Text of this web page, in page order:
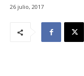
26 julio, 2017